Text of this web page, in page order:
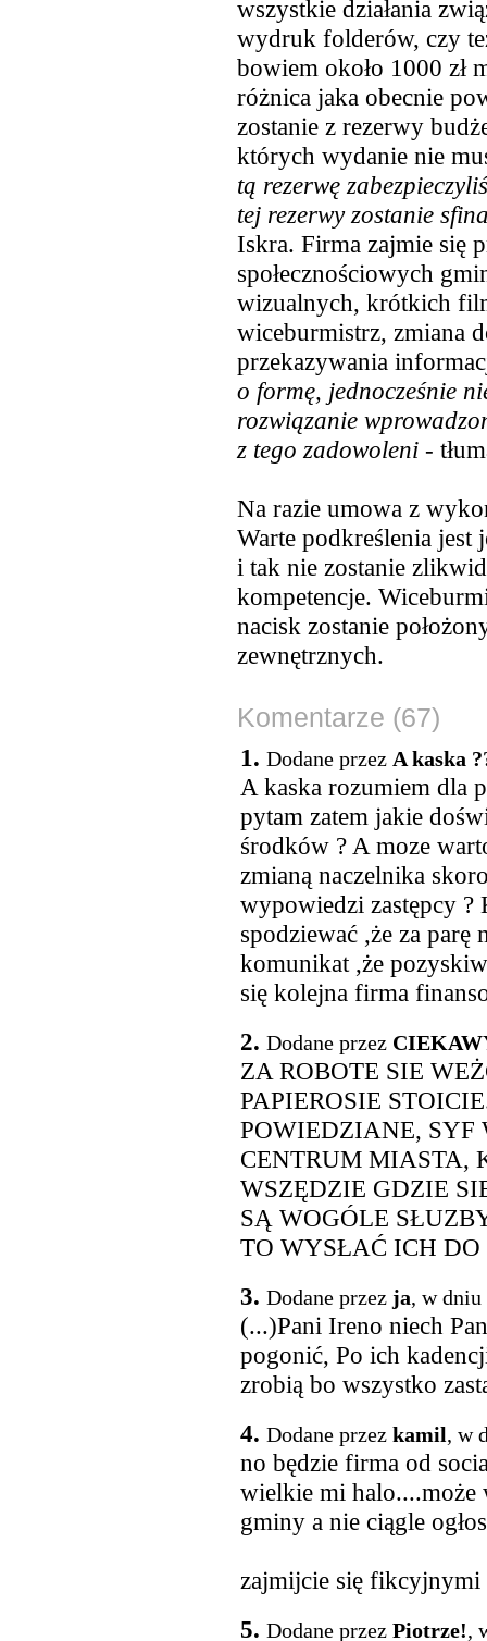
wszystkie działania
wydruk folderów, czy
bowiem około 1000 zł
różnica jaka obecnie
zostanie z rezerwy
których wydanie nie
tą rezerwę
tej rezerwy zostanie
Iskra. Firma zajmie się
społecznościowych
wizualnych, krótkich
wiceburmistrz, zmiana
przekazywania
o formę, jednocześnie
rozwiązanie
z tego zadowoleni-
Na razie umowa z
Warte podkreślenia jest
i tak nie zostanie
kompetencje.
nacisk zostanie
zewnętrznych.
Komentarze (67)
1. Dodane przez A kaska
A kaska rozumiem dla
pytam zatem jakie
środków ? A moze
zmianą naczelnika
wypowiedzi zastępcy ?
spodziewać ,że za
komunikat ,że
się kolejna firma
2. Dodane przez
ZA ROBOTE SIE
PAPIEROSIE
POWIEDZIANE, SYF
CENTRUM MIASTA,
WSZĘDZIE GDZIE
SĄ WOGÓLE
TO WYSŁAĆ ICH
3. Dodane przez ja, w dniu
(...)Pani Ireno niech
pogonić, Po ich
zrobią bo wszystko
4. Dodane przez kamil, w
no będzie firma od
wielkie mi halo....może
gminy a nie ciągle
zajmijcie się fikcyjnymi
5. Dodane przez Piotrze!,